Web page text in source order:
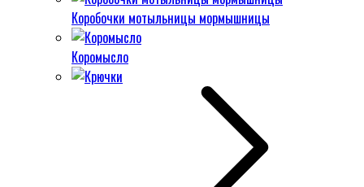
Коробочки мотыльницы мормышницы
Коромысло